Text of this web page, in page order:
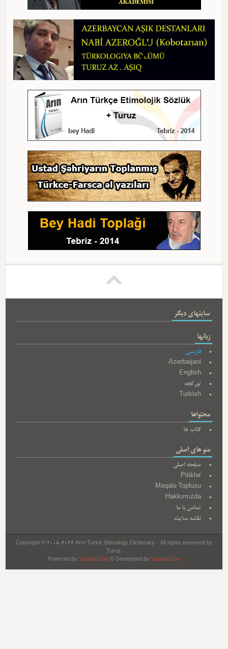
سایتهای دیگر
زبانها
فارسی
Azerbaijani
English
تورکجه
Turkish
محتواها
کتاب ها
منو های اصلی
صفحه اصلی
Pitiklər
Məqalə Toplusu
Hakkımızda
تماس با ما
نقشه سایت
Copyright © 2008-2026 Arın Turkic Etimology Dictionary - All rights reserved by
Turuz.
Powered by Sapdal.Com© Developed by Sapdal.Com